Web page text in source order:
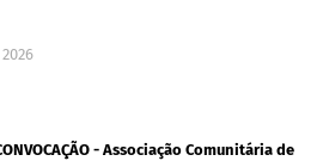
- Associação Comunitária de